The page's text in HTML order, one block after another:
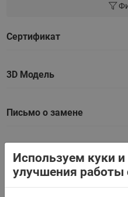
Сертификат
3D Модель
Письмо о замене
Каталог
Используем куки и
улучшения работы